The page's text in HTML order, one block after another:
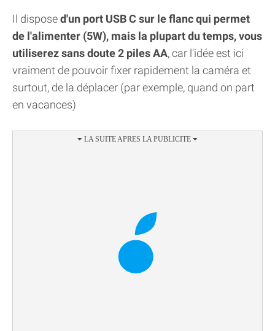
Il disposed'un port USB C sur le flanc qui permet
de l'alimenter (5W), mais la plupart du temps, vous
utiliserez sans doute 2 piles AA, car l'idée est ici
vraiment de pouvoir fixer rapidement la caméra et
surtout, de la déplacer (par exemple, quand on part
en vacances)